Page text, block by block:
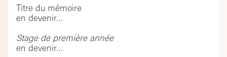
Titre du mémoire
en devenir…
Stage de première année
en devenir…